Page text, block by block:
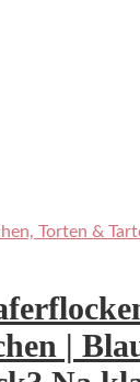
Torten &
|